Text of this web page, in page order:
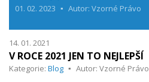
01. 02. 2023 Autor: Vzorné Právo
14. 01. 2021
V ROCE 2021 JEN TO NEJLEPŠÍ
Kategorie: Blog Autor: Vzorné Právo